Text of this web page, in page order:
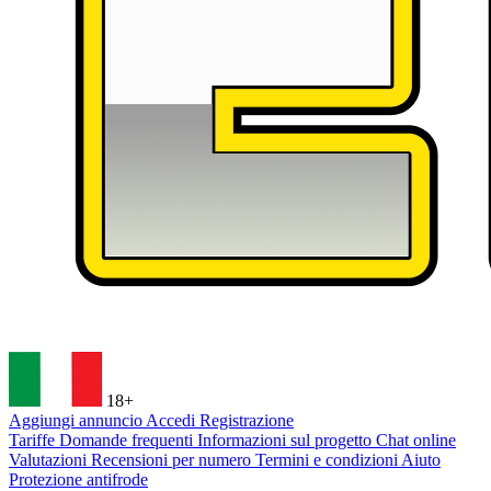
18+
Aggiungi annuncio Accedi Registrazione
Tariffe Domande frequenti Informazioni sul progetto Chat online
Valutazioni Recensioni per numero Termini e condizioni Aiuto
Protezione antifrode